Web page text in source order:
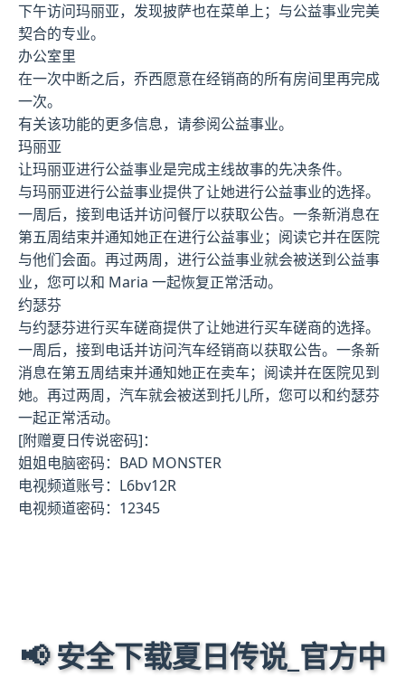
下午访问玛丽亚，发现披萨也在菜单上；与公益事业完美
契合的专业。
办公室里
在一次中断之后，乔西愿意在经销商的所有房间里再完成
一次。
有关该功能的更多信息，请参阅公益事业。
玛丽亚
让玛丽亚进行公益事业是完成主线故事的先决条件。
与玛丽亚进行公益事业提供了让她进行公益事业的选择。
一周后，接到电话并访问餐厅以获取公告。一条新消息在
第五周结束并通知她正在进行公益事业；阅读它并在医院
与他们会面。再过两周，进行公益事业就会被送到公益事
业，您可以和 Maria 一起恢复正常活动。
约瑟芬
与约瑟芬进行买车磋商提供了让她进行买车磋商的选择。
一周后，接到电话并访问汽车经销商以获取公告。一条新
消息在第五周结束并通知她正在卖车；阅读并在医院见到
她。再过两周，汽车就会被送到托儿所，您可以和约瑟芬
一起正常活动。
[附赠夏日传说密码]：
姐姐电脑密码：BAD MONSTER
电视频道账号：L6bv12R
电视频道密码：12345
📢 安全下载夏日传说_官方中